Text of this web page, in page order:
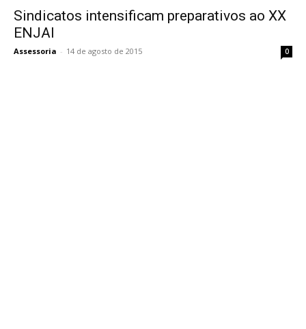
Sindicatos intensificam preparativos ao XX
ENJAI
Assessoria - 14 de agosto de 2015 0